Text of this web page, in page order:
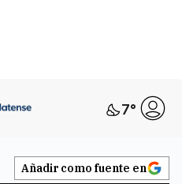
7°
Añadir como fuente en